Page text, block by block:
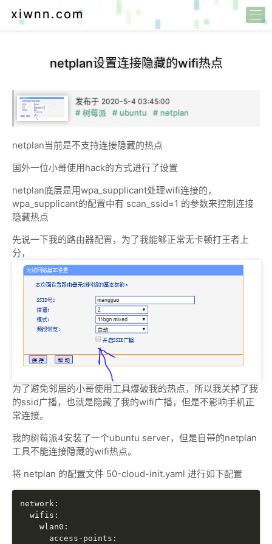
xiwnn.com
netplan设置连接隐藏的wifi热点
发布于 2020-5-4 03:45:00
# 树莓派 # ubuntu # netplan
netplan当前是不支持连接隐藏的热点
国外一位小哥使用hack的方式进行了设置
netplan底层是用wpa_supplicant处理wifi连接的，
wpa_supplicant的配置中有 scan_ssid=1 的参数来控制连接
隐藏热点
先说一下我的路由器配置，为了我能够正常无卡顿打王者上
分，
为了避免邻居的小哥使用工具爆破我的热点，所以我关掉了我
的ssid广播，也就是隐藏了我的wifi广播，但是不影响手机正
常连接。
我的树莓派4安装了一个ubuntu server，但是自带的netplan
工具不能连接隐藏的wifi热点。
将 netplan 的配置文件 50-cloud-init.yaml 进行如下配置
network:
  wifis:
    wlan0:
      access-points: